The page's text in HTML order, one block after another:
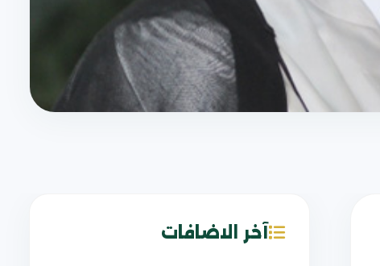
آخر الاضافات